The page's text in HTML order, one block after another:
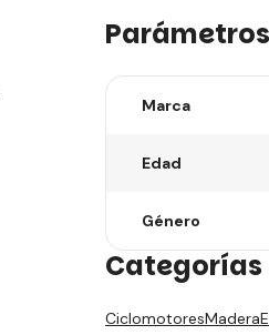
Parámetros
Marca
Edad
Género
CiclomotoresMadera